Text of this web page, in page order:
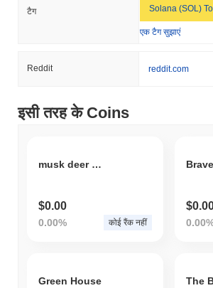
टैग Solana (SOL)
एक टैग सुझाएं
Reddit reddit.com
इसी तरह के Coins
musk deer dao
$0.00
0.00% कोई रैंक नहीं
Green House